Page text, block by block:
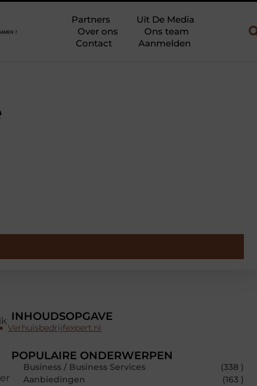
Partners
Uit De Media
Over ons
Ons team
Contact
Aanmelden
INHOUDSOPGAVE
Verhuisbedrijfexpert.nl
POPULAIRE ONDERWERPEN
Business / Business Services
(338 )
Aanbiedingen
(163 )